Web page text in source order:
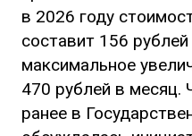
в 2026 году
составит 156
максимальное
470 рублей в месяц.
ранее в